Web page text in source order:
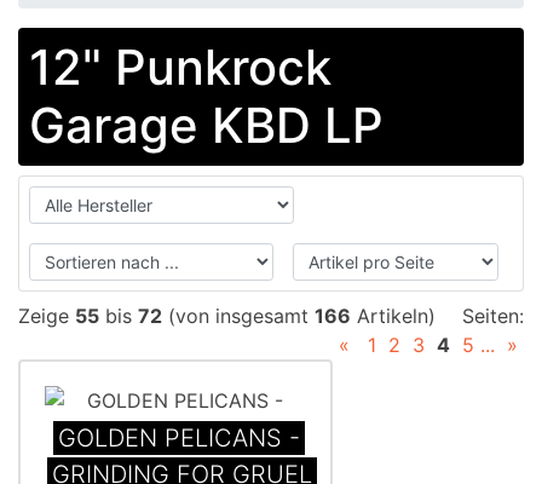
12" Punkrock
Garage KBD LP
Zeige 55 bis 72 (von insgesamt 166 Artikeln)
Seiten:
«
1 2 3 4 5 ... »
GOLDEN PELICANS -
GRINDING FOR GRUEL